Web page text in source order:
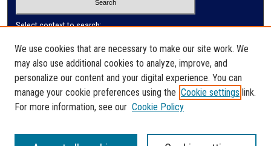
Select context to search:
Advanced Search
ISSN: 2410-3128
We use cookies that are necessary to make our site work. We
may also use additional cookies to analyze, improve, and
personalize our content and your digital experience. You can
manage your cookie preferences using the Cookie settings link.
For more information, see our Cookie Policy